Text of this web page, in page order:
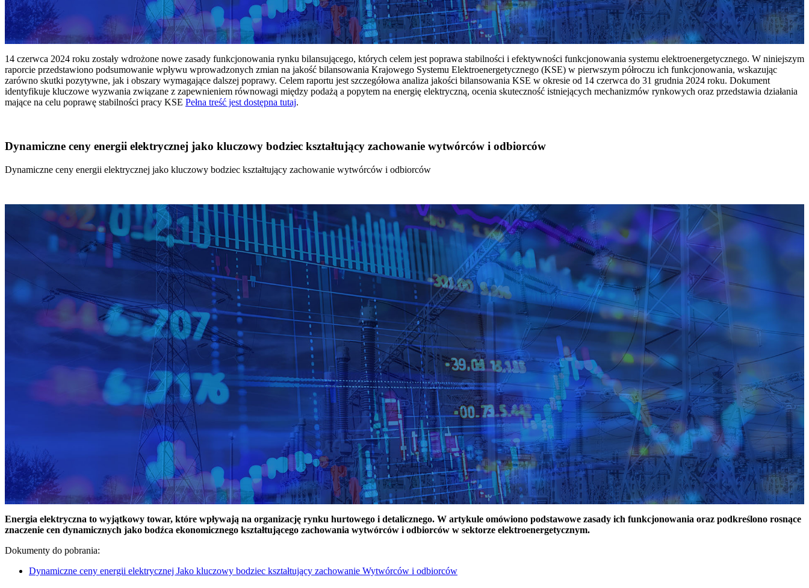
14 czerwca 2024 roku zostały wdrożone nowe zasady funkcjonowania rynku bilansującego, których celem jest poprawa stabilności i efektywności funkcjonowania systemu elektroenergetycznego. W niniejszym
raporcie przedstawiono podsumowanie wpływu wprowadzonych zmian na jakość bilansowania Krajowego Systemu Elektroenergetycznego (KSE) w pierwszym półroczu ich funkcjonowania, wskazując
zarówno skutki pozytywne, jak i obszary wymagające dalszej poprawy. Celem raportu jest szczegółowa analiza jakości bilansowania KSE w okresie od 14 czerwca do 31 grudnia 2024 roku. Dokument
identyfikuje kluczowe wyzwania związane z zapewnieniem równowagi między podażą a popytem na energię elektryczną, ocenia skuteczność istniejących mechanizmów rynkowych oraz przedstawia działania
mające na celu poprawę stabilności pracy KSE Pełna treść jest dostępna tutaj.
Dynamiczne ceny energii elektrycznej jako kluczowy bodziec kształtujący zachowanie wytwórców i odbiorców
Dynamiczne ceny energii elektrycznej jako kluczowy bodziec kształtujący zachowanie wytwórców i odbiorców
Energia elektryczna to wyjątkowy towar, które wpływają na organizację rynku hurtowego i detalicznego. W artykule omówiono podstawowe zasady ich funkcjonowania oraz podkreślono rosnące
znaczenie cen dynamicznych jako bodźca ekonomicznego kształtującego zachowania wytwórców i odbiorców w sektorze elektroenergetycznym.
Dokumenty do pobrania:
Dynamiczne ceny energii elektrycznej Jako kluczowy bodziec kształtujący zachowanie Wytwórców i odbiorców